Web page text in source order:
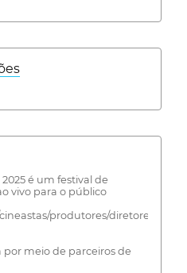
é um festival de
vivo para o público
produtores/diretores
por meio de parceiros de